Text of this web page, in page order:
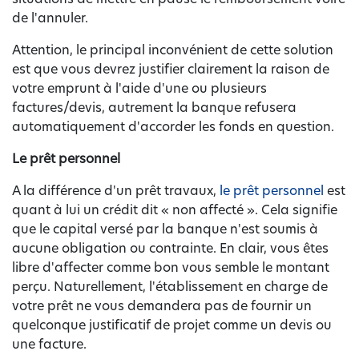
de l'annuler.
Attention, le principal inconvénient de cette solution
est que vous devrez justifier clairement la raison de
votre emprunt à l'aide d'une ou plusieurs
factures/devis, autrement la banque refusera
automatiquement d'accorder les fonds en question.
Le prêt personnel
A la différence d'un prêt travaux, le prêt personnel est
quant à lui un crédit dit « non affecté ». Cela signifie
que le capital versé par la banque n'est soumis à
aucune obligation ou contrainte. En clair, vous êtes
libre d'affecter comme bon vous semble le montant
perçu. Naturellement, l'établissement en charge de
votre prêt ne vous demandera pas de fournir un
quelconque justificatif de projet comme un devis ou
une facture.